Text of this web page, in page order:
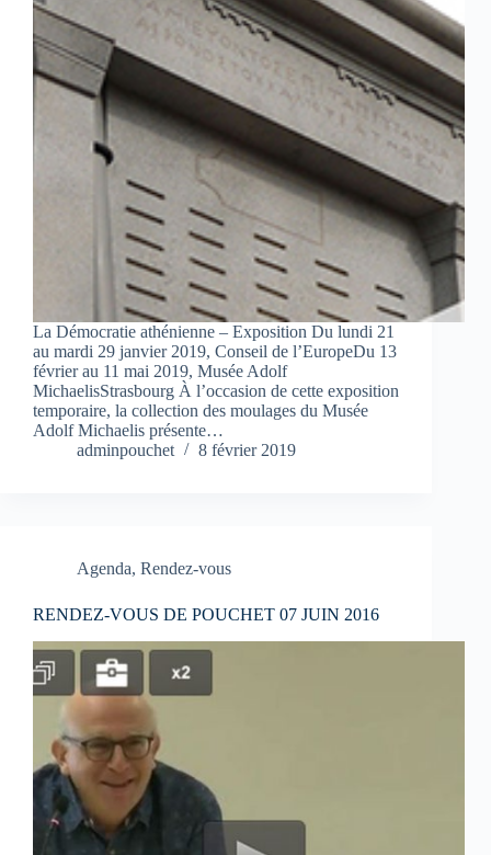
La Démocratie athénienne – Exposition Du lundi 21
au mardi 29 janvier 2019, Conseil de l’EuropeDu 13
février au 11 mai 2019, Musée Adolf
MichaelisStrasbourg À l’occasion de cette exposition
temporaire, la collection des moulages du Musée
Adolf Michaelis présente…
adminpouchet
8 février 2019
Agenda, Rendez-vous
RENDEZ-VOUS DE POUCHET 07 JUIN 2016